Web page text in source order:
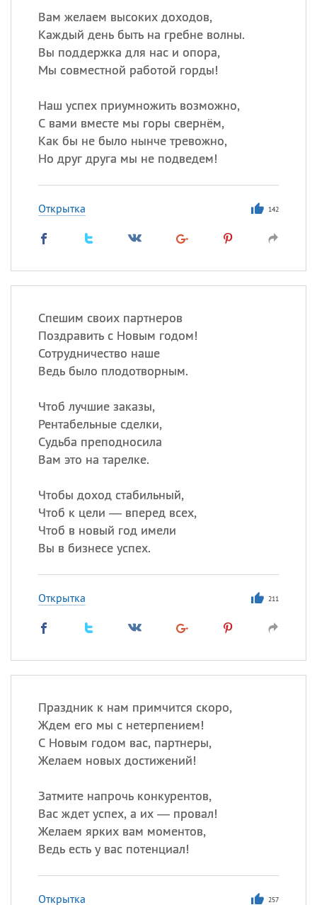
Вам желаем высоких доходов,
Каждый день быть на гребне волны.
Вы поддержка для нас и опора,
Мы совместной работой горды!
Наш успех приумножить возможно,
С вами вместе мы горы свернём,
Как бы не было нынче тревожно,
Но друг друга мы не подведем!
Открытка 142
Спешим своих партнеров
Поздравить с Новым годом!
Сотрудничество наше
Ведь было плодотворным.
Чтоб лучшие заказы,
Рентабельные сделки,
Судьба преподносила
Вам это на тарелке.
Чтобы доход стабильный,
Чтоб к цели — вперед всех,
Чтоб в новый год имели
Вы в бизнесе успех.
Открытка 211
Праздник к нам примчится скоро,
Ждем его мы с нетерпением!
С Новым годом вас, партнеры,
Желаем новых достижений!
Затмите напрочь конкурентов,
Вас ждет успех, а их — провал!
Желаем ярких вам моментов,
Ведь есть у вас потенциал!
Открытка 257